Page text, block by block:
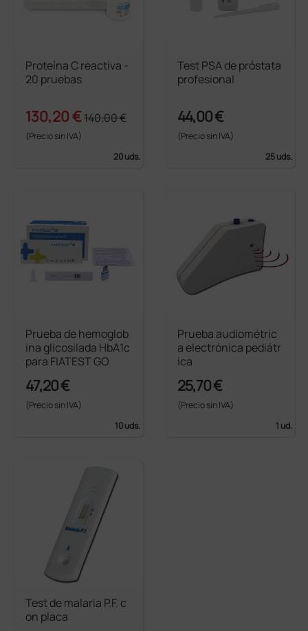
Proteína C reactiva -
20 pruebas
130,20 €140,00 €
(Precio sin IVA)
20 uds.
Test PSA de próstata
profesional
44,00 €
(Precio sin IVA)
25 uds.
Prueba de hemoglob
ina glicosilada HbA1c
para FIATEST GO
47,20 €
(Precio sin IVA)
10 uds.
Prueba audiométric
a electrónica pediátr
ica
25,70 €
(Precio sin IVA)
1 ud.
Test de malaria P.F. c
on placa